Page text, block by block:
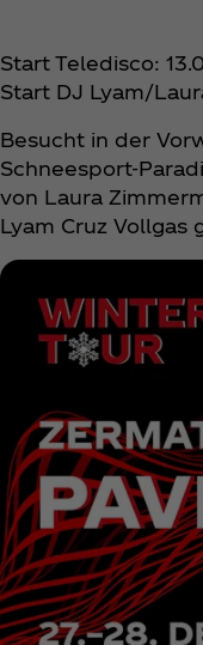
Start Teledisco:
Start DJ Lyam/
Besucht in der
Schneesport-
von Laura
Lyam Cruz Vollgas